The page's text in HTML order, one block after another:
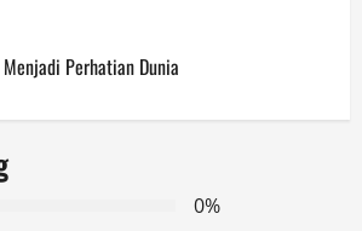
Perhatian Dunia
0%